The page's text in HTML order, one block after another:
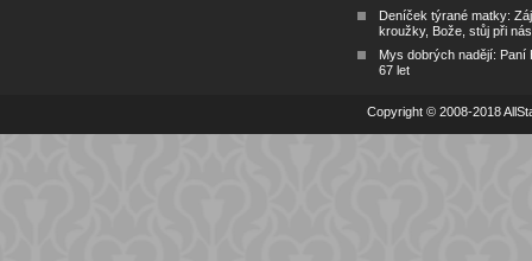
Deníček týrané matky:
kroužky, Bože, stůj při nás
Mys dobrých nadějí: Paní
67 let
Copyright © 2008-2018